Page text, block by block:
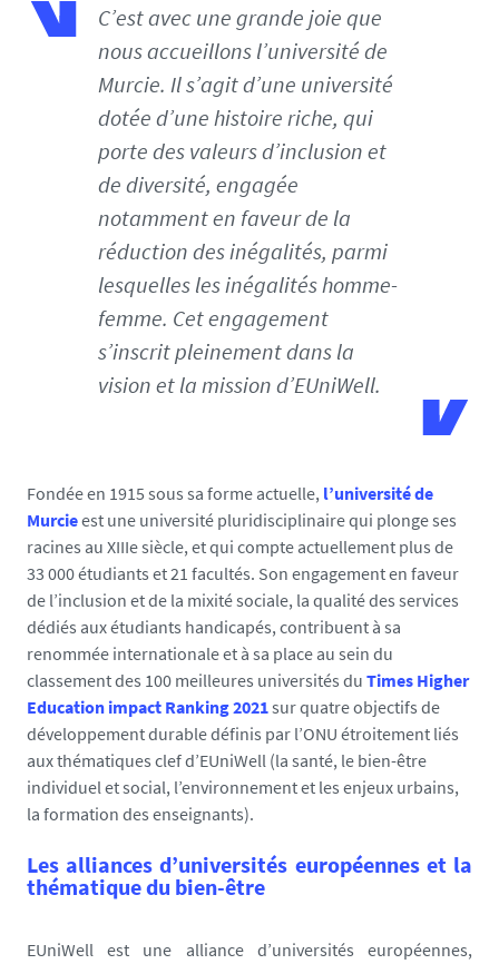
g
_
1
6
4
7
8
5
3
5
4
7
2
8
-
p
C’est avec une grande joie que
nous accueillons l’université de
Murcie. Il s’agit d’une université
dotée d’une histoire riche, qui
porte des valeurs d’inclusion et
de diversité, engagée
notamment en faveur de la
réduction des inégalités, parmi
lesquelles les inégalités homme-
femme. Cet engagement
s’inscrit pleinement dans la
vision et la mission d’EUniWell.
Fondée en 1915 sous sa forme actuelle, l’université de
Murcieest une université pluridisciplinaire qui plonge ses
racines au XIIIe siècle, et qui compte actuellement plus de
33 000 étudiants et 21 facultés. Son engagement en faveur
de l’inclusion et de la mixité sociale, la qualité des services
dédiés aux étudiants handicapés, contribuent à sa
renommée internationale et à sa place au sein du
classement des 100 meilleures universités du Times Higher
Education impact Ranking 2021sur quatre objectifs de
développement durable définis par l’ONU étroitement liés
aux thématiques clef d’EUniWell (la santé, le bien-être
individuel et social, l’environnement et les enjeux urbains,
la formation des enseignants).
Les alliances d’universités européennes et la
thématique du bien-être
EUniWell est une alliance d’universités européennes,